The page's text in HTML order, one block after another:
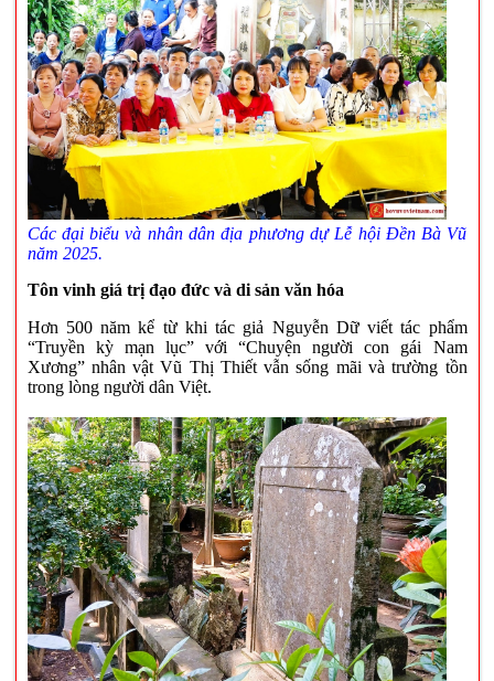
Các đại biểu và nhân dân địa phương dự Lễ hội Đền Bà Vũ
năm 2025.
Tôn vinh giá trị đạo đức và di sản văn hóa
Hơn 500 năm kể từ khi tác giả Nguyễn Dữ viết tác phẩm
“Truyền kỳ mạn lục” với “Chuyện người con gái Nam
Xương” nhân vật Vũ Thị Thiết vẫn sống mãi và trường tồn
trong lòng người dân Việt.